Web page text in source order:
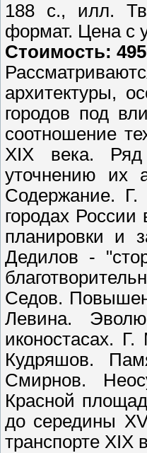
188 с., илл.
формат. Цена с
Стоимость:
архитектуры,
городов под
соотношение
XIX века. Ряд
уточнению их
Содержание. Г.
городах
планировки и
Дедилов -
Седов.
Левина.
иконостасах.
Кудряшов.
Смирнов.
Красной
до середины
транспорте XIX